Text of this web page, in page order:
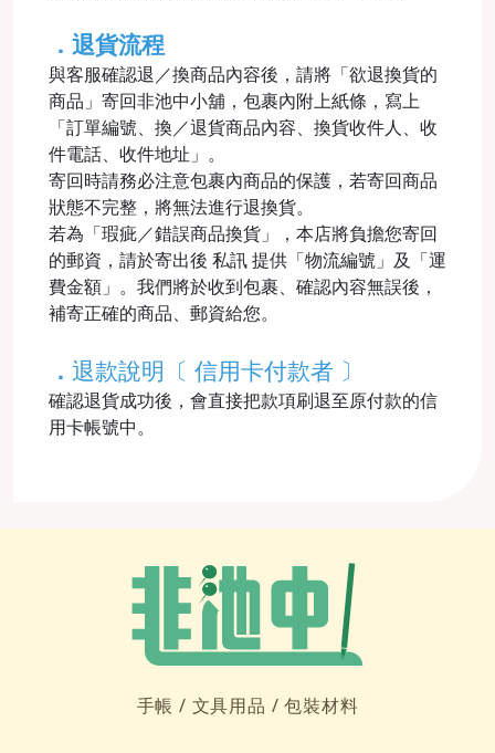
．退貨流程
與客服確認退／換商品內容後，請將「欲退換貨的
商品」寄回非池中小舖，包裹內附上紙條，寫上
「訂單編號、換／退貨商品內容、換貨收件人、收
件電話、收件地址」。
寄回時請務必注意包裹內商品的保護，若寄回商品
狀態不完整，將無法進行退換貨。
若為「瑕疵／錯誤商品換貨」，本店將負擔您寄回
的郵資，請於寄出後 私訊 提供「物流編號」及「運
費金額」。我們將於收到包裹、確認內容無誤後，
補寄正確的商品、郵資給您。
． 退款說明〔 信用卡付款者 〕
確認退貨成功後，會直接把款項刷退至原付款的信
用卡帳號中。
手帳 / 文具用品 /包裝材料